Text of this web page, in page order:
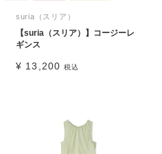
suria（スリア）
【suria（スリア）】コージーレ
ギンス
¥ 13,200 税込